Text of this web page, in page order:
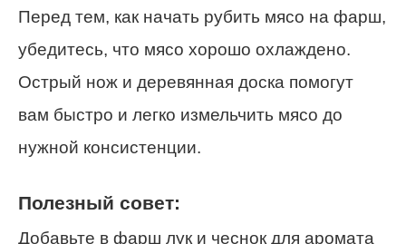
Перед тем, как начать рубить мясо на фарш,
убедитесь, что мясо хорошо охлаждено.
Острый нож и деревянная доска помогут
вам быстро и легко измельчить мясо до
нужной консистенции.
Полезный совет:
Добавьте в фарш лук и чеснок для аромата